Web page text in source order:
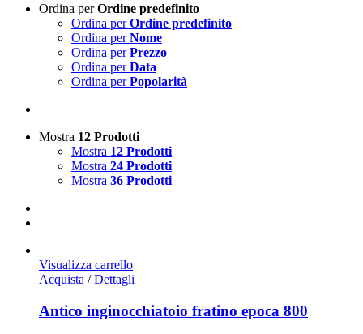
Ordina perOrdine predefinito
Ordina perOrdine predefinito
Ordina perNome
Ordina perPrezzo
Ordina perData
Ordina perPopolarità
Mostra 12 Prodotti
Mostra 12 Prodotti
Mostra 24 Prodotti
Mostra 36 Prodotti
Visualizza carrello
Acquista / Dettagli
Antico inginocchiatoio fratino epoca 800